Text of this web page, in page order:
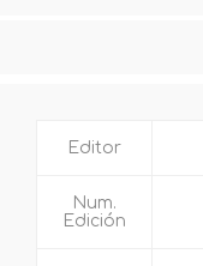
Editor
Num.
Edición